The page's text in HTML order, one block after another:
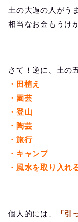
土の大過の人がう
相当なお金もうけ
さて！逆に、土の
・田植え
・園芸
・登山
・陶芸
・旅行
・キャンプ
・風水を取り入れ
個人的には、 「引